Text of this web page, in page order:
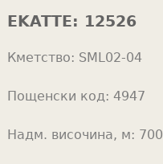
r
m
e
e
EKATTE: 12526
Кметство: SML02-04
Пощенски код: 4947
Надм. височина, м: